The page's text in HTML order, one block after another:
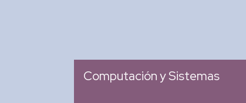
Computación y Sistemas
Ingreso
: 2007